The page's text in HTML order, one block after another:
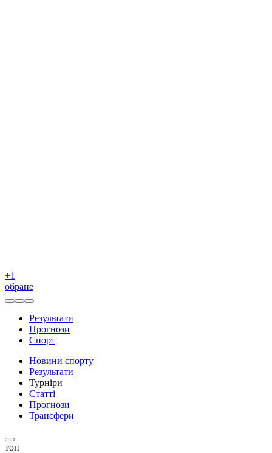
+1
обране
Результати
Прогнози
Спорт
Новини спорту
Результати
Турніри
Статті
Прогнози
Трансфери
топ